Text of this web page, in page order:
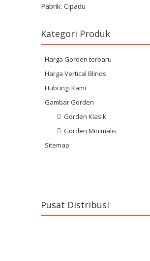
Pabrik: Cipadu
Kategori Produk
Harga Gorden terbaru
Harga Vertical Blinds
Hubungi Kami
Gambar Gorden
Gorden Klasik
Gorden Minimalis
Sitemap
Pusat Distribusi